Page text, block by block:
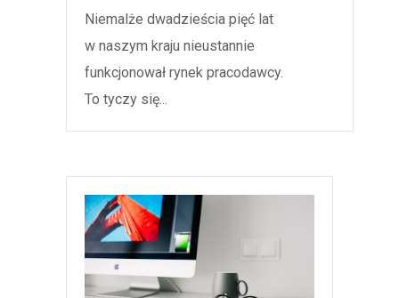
Niemalże dwadzieścia pięć lat
w naszym kraju nieustannie
funkcjonował rynek pracodawcy.
To tyczy się...